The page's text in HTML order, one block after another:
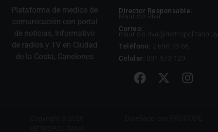
Plataforma de medios de
comunicación con portal
de noticias, Informativo
de radios y TV en Ciudad
de la Costa, Canelones
Director Responsable:
Mauricio Riva
Correo:
mauricio.riva@metropolitano.uy
Teléfono: 2 698 78 66
Celular: 091 673 129